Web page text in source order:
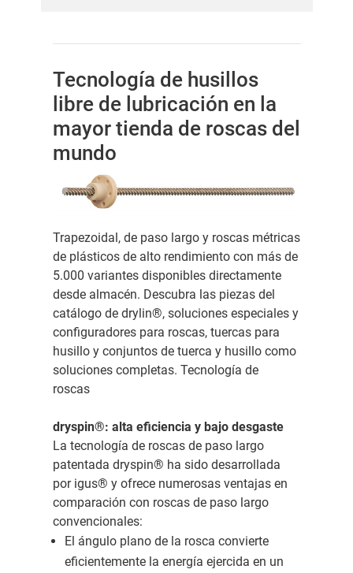
Tecnología de husillos
libre de lubricación en la
mayor tienda de roscas del
mundo
Trapezoidal, de paso largo y roscas métricas
de plásticos de alto rendimiento con más de
5.000 variantes disponibles directamente
desde almacén. Descubra las piezas del
catálogo de drylin®, soluciones especiales y
configuradores para roscas, tuercas para
husillo y conjuntos de tuerca y husillo como
soluciones completas. Tecnología de
roscas
dryspin®: alta eficiencia y bajo desgaste
La tecnología de roscas de paso largo
patentada dryspin® ha sido desarrollada
por igus® y ofrece numerosas ventajas en
comparación con roscas de paso largo
convencionales:
El ángulo plano de la rosca convierte
eficientemente la energía ejercida en un